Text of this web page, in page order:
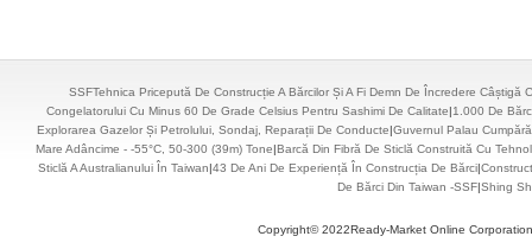
SSFTehnica Pricepută De Construcție A Bărcilor Și A Fi Demn De Încredere Câștigă
Congelatorului Cu Minus 60 De Grade Celsius Pentru Sashimi De Calitate|1.000 De
Explorarea Gazelor Și Petrolului, Sondaj, Reparații De Conducte|Guvernul Palau
Mare Adâncime - -55°C, 50-300 (39m) Tone|Barcă Din Fibră De Sticlă Construită Cu
Sticlă A Australianului În Taiwan|43 De Ani De Experiență În Construcția De Bărci|
De Bărci Din Taiwan -SSF|Shing
Copyright© 2022Ready-Market Online